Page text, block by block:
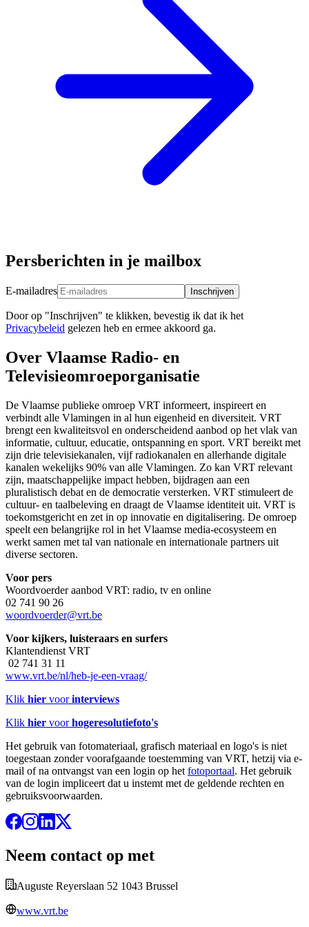
Persberichten in je mailbox
E-mailadres Inschrijven
Door op "Inschrijven" te klikken, bevestig ik dat ik het
Privacybeleid gelezen heb en ermee akkoord ga.
Over Vlaamse Radio- en
Televisieomroeporganisatie
De Vlaamse publieke omroep VRT informeert, inspireert en
verbindt alle Vlamingen in al hun eigenheid en diversiteit. VRT
brengt een kwaliteitsvol en onderscheidend aanbod op het vlak van
informatie, cultuur, educatie, ontspanning en sport. VRT bereikt met
zijn drie televisiekanalen, vijf radiokanalen en allerhande digitale
kanalen wekelijks 90% van alle Vlamingen. Zo kan VRT relevant
zijn, maatschappelijke impact hebben, bijdragen aan een
pluralistisch debat en de democratie versterken. VRT stimuleert de
cultuur- en taalbeleving en draagt de Vlaamse identiteit uit. VRT is
toekomstgericht en zet in op innovatie en digitalisering. De omroep
speelt een belangrijke rol in het Vlaamse media-ecosysteem en
werkt samen met tal van nationale en internationale partners uit
diverse sectoren.
Voor pers
Woordvoerder aanbod VRT: radio, tv en online
02 741 90 26
woordvoerder@vrt.be
Voor kijkers, luisteraars en surfers
Klantendienst VRT
02 741 31 11
www.vrt.be/nl/heb-je-een-vraag/
Klik hier voorinterviews
Klik hier voorhogeresolutiefoto's
Het gebruik van fotomateriaal, grafisch materiaal en logo's is niet
toegestaan zonder voorafgaande toestemming van VRT, hetzij via e-
mail of na ontvangst van een login op het fotoportaal. Het gebruik
van de login impliceert dat u instemt met de geldende rechten en
gebruiksvoorwaarden.
Neem contact op met
Auguste Reyerslaan 52 1043 Brussel
www.vrt.be